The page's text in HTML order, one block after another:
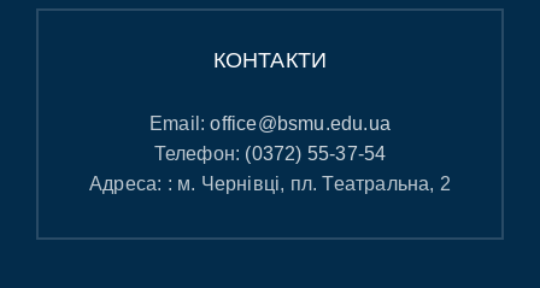
КОНТАКТИ
Email:office@bsmu.edu.ua
Телефон: (0372) 55-37-54
Адреса: : м. Чернівці, пл. Театральна, 2